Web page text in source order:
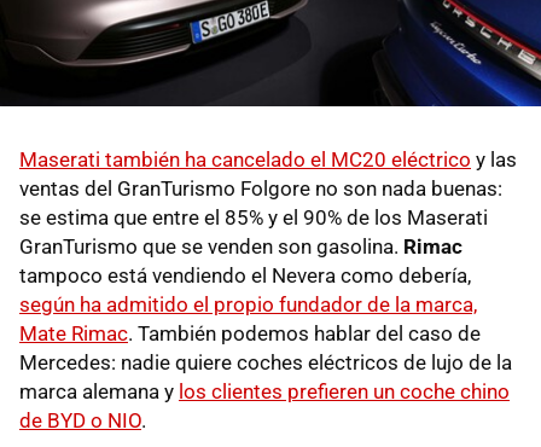
Maserati también ha cancelado el MC20 eléctrico y las
ventas del GranTurismo Folgore no son nada buenas:
se estima que entre el 85% y el 90% de los Maserati
GranTurismo que se venden son gasolina. Rimac
tampoco está vendiendo el Nevera como debería,
según ha admitido el propio fundador de la marca,
Mate Rimac. También podemos hablar del caso de
Mercedes: nadie quiere coches eléctricos de lujo de la
marca alemana y los clientes prefieren un coche chino
de BYD o NIO.